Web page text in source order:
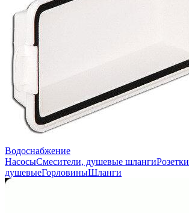
Водоснабжение
НасосыСмесители, душевые шлангиРозетки
душевыеГорловиныШланги